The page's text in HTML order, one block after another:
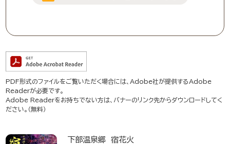
PDF形式のファイルをご覧いただく場合には、Adobe社が提供するAdobe
Readerが必要です。
Adobe Readerをお持ちでない方は、バナーのリンク先からダウンロードしてく
ださい。（無料）
下部温泉郷 宿花火